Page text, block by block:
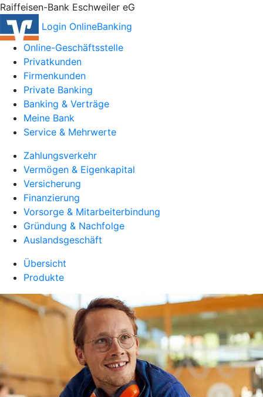
Raiffeisen-Bank Eschweiler eG
Login OnlineBanking
Online-Geschäftsstelle
Privatkunden
Firmenkunden
Private Banking
Banking & Verträge
Meine Bank
Service & Mehrwerte
Zahlungsverkehr
Vermögen & Eigenkapital
Versicherung
Finanzierung
Vorsorge & Mitarbeiterbindung
Gründung & Nachfolge
Auslandsgeschäft
Übersicht
Produkte